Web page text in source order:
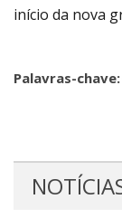
início da nova
Palavras-chave: